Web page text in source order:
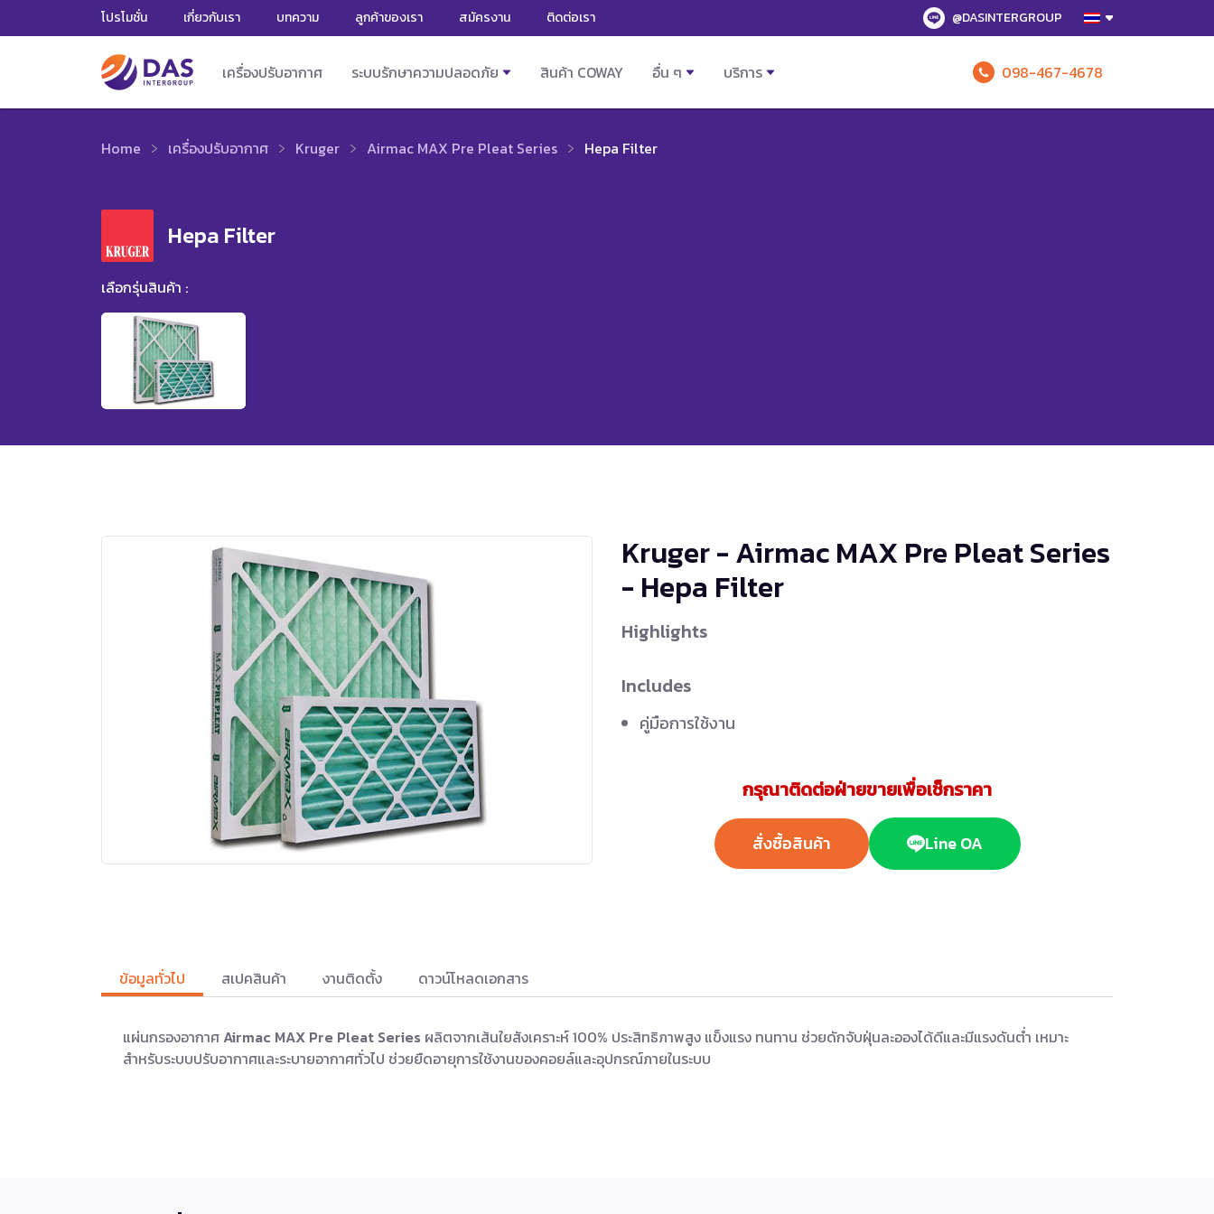
โปรโมชั่น เกี่ยวกับเรา บทความ ลูกค้าของเรา สมัครงาน ติดต่อเรา @DASINTERGROUP
เครื่องปรับอากาศ ระบบรักษาความปลอดภัย สินค้า COWAY อื่น ๆ บริการ 098-467-4678
Home เครื่องปรับอากาศ Kruger Airmac MAX Pre Pleat Series Hepa Filter
Hepa Filter
เลือกรุ่นสินค้า :
Kruger - Airmac MAX Pre Pleat Series
- Hepa Filter
Highlights
Includes
คู่มือการใช้งาน
กรุณาติดต่อฝ่ายขายเพื่อเช็กราคา
สั่งซื้อสินค้า Line OA
ข้อมูลทั่วไป สเปคสินค้า งานติดตั้ง ดาวน์โหลดเอกสาร
แผ่นกรองอากาศAirmac MAX Pre Pleat Series ผลิตจากเส้นใยสังเคราะห์ 100% ประสิทธิภาพสูง แข็งแรง ทนทาน ช่วยดักจับฝุ่นละอองได้ดีและมีแรงดันต่ำ เหมาะ
สำหรับระบบปรับอากาศและระบายอากาศทั่วไป ช่วยยืดอายุการใช้งานของคอยล์และอุปกรณ์ภายในระบบ